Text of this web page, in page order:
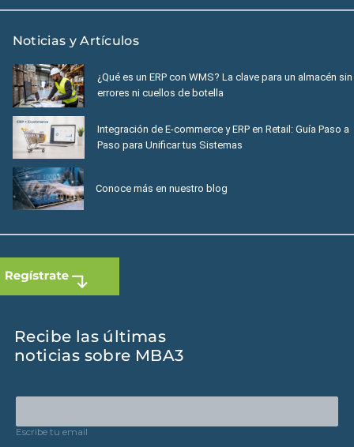
Noticias y Artículos
¿Qué es un ERP con WMS? La clave para un almacén sin
errores ni cuellos de botella
Integración de E-commerce y ERP en Retail: Guía Paso a
Paso para Unificar tus Sistemas
Conoce más en nuestro blog
Recibe las últimas
noticias sobre MBA3
Escribe tu email